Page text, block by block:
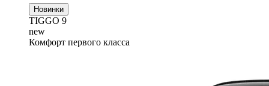
Новинки
TIGGO 9
new
Комфорт первого класса